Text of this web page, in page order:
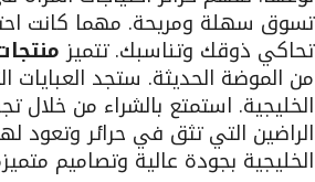
تسوق سهلة ومريحة. مهما كانت
تحاكي ذوقك وتناسبك. تتميز
من الموضة الحديثة. ستجد العبايات
الخليجية. استمتع بالشراء من خلال
الراضين التي تثق في حرائر وتعود
الخليجية بجودة عالية وتصاميم